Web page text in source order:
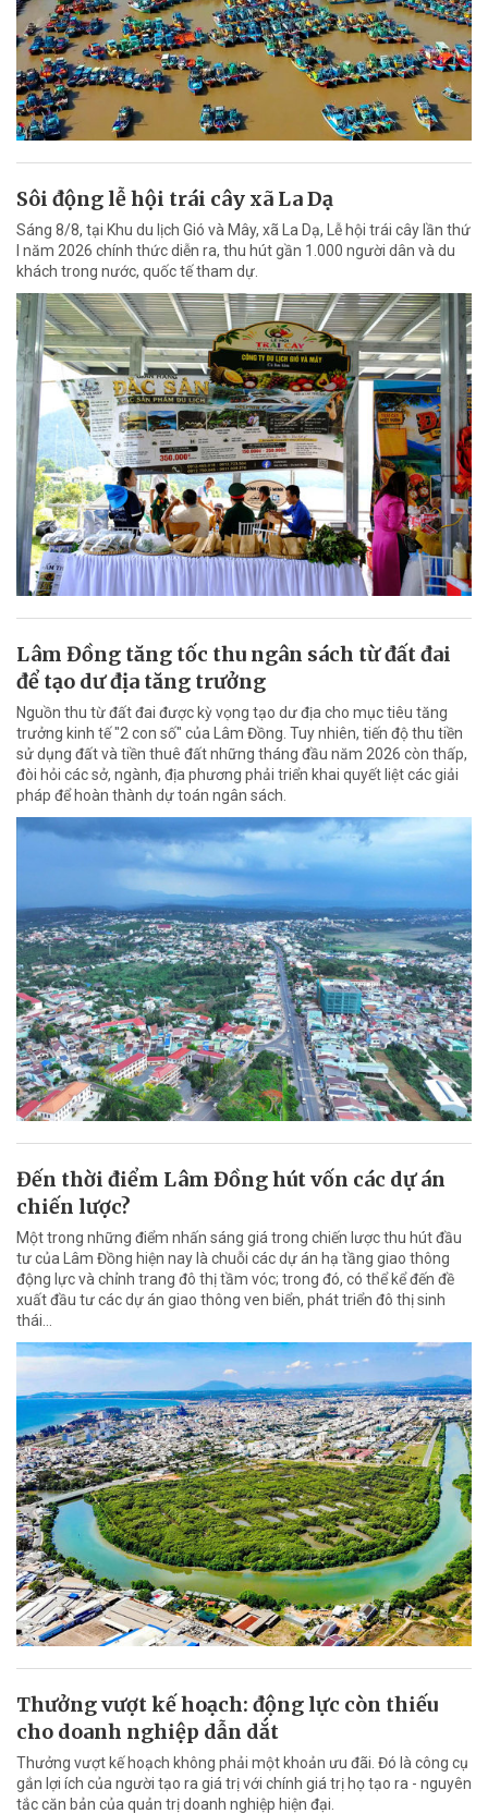
Sôi động lễ hội trái cây xã La Dạ
Sáng 8/8, tại Khu du lịch Gió và Mây, xã La Dạ, Lễ hội trái cây lần thứ
I năm 2026 chính thức diễn ra, thu hút gần 1.000 người dân và du
khách trong nước, quốc tế tham dự.
Lâm Đồng tăng tốc thu ngân sách từ đất đai
để tạo dư địa tăng trưởng
Nguồn thu từ đất đai được kỳ vọng tạo dư địa cho mục tiêu tăng
trưởng kinh tế "2 con số" của Lâm Đồng. Tuy nhiên, tiến độ thu tiền
sử dụng đất và tiền thuê đất những tháng đầu năm 2026 còn thấp,
đòi hỏi các sở, ngành, địa phương phải triển khai quyết liệt các giải
pháp để hoàn thành dự toán ngân sách.
Đến thời điểm Lâm Đồng hút vốn các dự án
chiến lược?
Một trong những điểm nhấn sáng giá trong chiến lược thu hút đầu
tư của Lâm Đồng hiện nay là chuỗi các dự án hạ tầng giao thông
động lực và chỉnh trang đô thị tầm vóc; trong đó, có thể kể đến đề
xuất đầu tư các dự án giao thông ven biển, phát triển đô thị sinh
thái…
Thưởng vượt kế hoạch: động lực còn thiếu
cho doanh nghiệp dẫn dắt
Thưởng vượt kế hoạch không phải một khoản ưu đãi. Đó là công cụ
gắn lợi ích của người tạo ra giá trị với chính giá trị họ tạo ra - nguyên
tắc căn bản của quản trị doanh nghiệp hiện đại.